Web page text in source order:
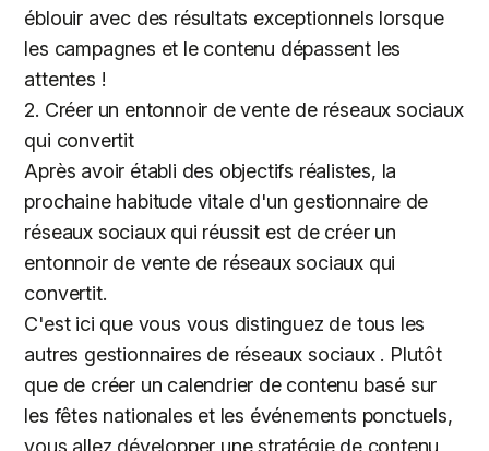
éblouir avec des résultats exceptionnels lorsque
les campagnes et le contenu dépassent les
attentes !
2. Créer un entonnoir de vente de réseaux sociaux
qui convertit
Après avoir établi des objectifs réalistes, la
prochaine habitude vitale d'un gestionnaire de
réseaux sociaux qui réussit est de créer un
entonnoir de vente de réseaux sociaux qui
convertit.
C'est ici que vous vous distinguez de tous les
autres gestionnaires de réseaux sociaux . Plutôt
que de créer un calendrier de contenu basé sur
les fêtes nationales et les événements ponctuels,
vous allez développer une stratégie de contenu